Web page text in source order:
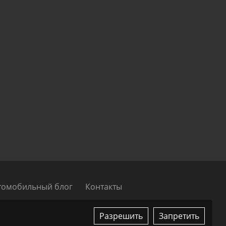
блог Контакты
ЕАЭС и ОАЭ Разрешить Запретить